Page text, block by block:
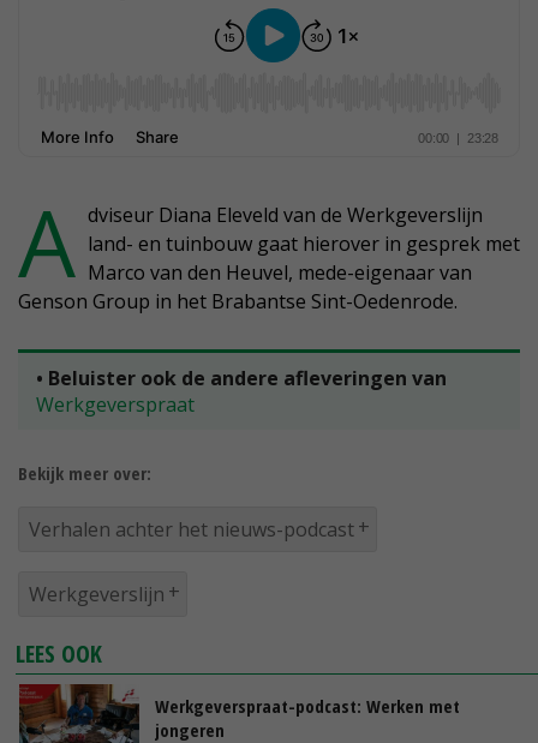
A dviseur Diana Eleveld van de Werkgeverslijn
land- en tuinbouw gaat hierover in gesprek met
Marco van den Heuvel, mede-eigenaar van
Genson Group in het Brabantse Sint-Oedenrode.
• Beluister ook de andere afleveringen van
Werkgeverspraat
Bekijk meer over:
Verhalen achter het nieuws-podcast
Werkgeverslijn
LEES OOK
Werkgeverspraat-podcast: Werken met
jongeren